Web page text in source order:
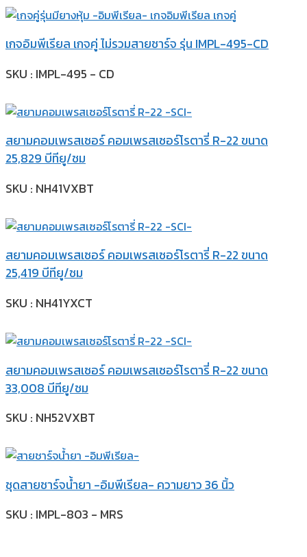
เกจอิมพีเรียล เกจคู่ ไม่รวมสายชาร์จ รุ่น IMPL-495-CD
SKU : IMPL-495 - CD
สยามคอมเพรสเซอร์ คอมเพรสเซอร์โรตารี่ R-22 ขนาด
25,829 บีทียู/ชม
SKU : NH41VXBT
สยามคอมเพรสเซอร์ คอมเพรสเซอร์โรตารี่ R-22 ขนาด
25,419 บีทียู/ชม
SKU : NH41YXCT
สยามคอมเพรสเซอร์ คอมเพรสเซอร์โรตารี่ R-22 ขนาด
33,008 บีทียู/ชม
SKU : NH52VXBT
ชุดสายชาร์จน้ำยา -อิมพีเรียล- ความยาว 36 นิ้ว
SKU : IMPL-803 - MRS